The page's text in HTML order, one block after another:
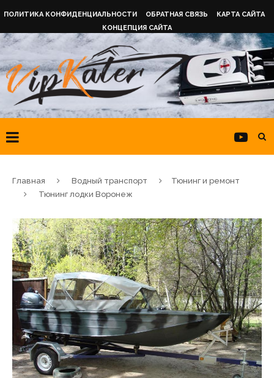
ПОЛИТИКА КОНФИДЕНЦИАЛЬНОСТИ ОБРАТНАЯ СВЯЗЬ
КАРТА САЙТА
КОНЦЕПЦИЯ САЙТА
Главная Водный транспорт
Тюнинг и ремонт
Тюнинг лодки Воронеж